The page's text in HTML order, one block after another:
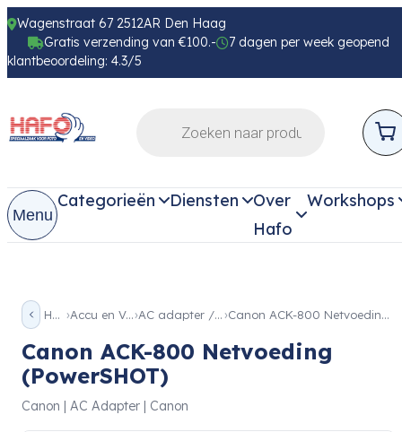
Wagenstraat 67 2512AR Den Haag
Gratis verzending van €100.-
7 dagen per week geopend
klantbeoordeling: 4.3/5
Menu
Categorieën Diensten
Over
Hafo
Workshops
Home Accu en Voeding AC adapter / voeding Canon ACK-800 Netvoeding (PowerSHOT)
Canon ACK-800 Netvoeding
(PowerSHOT)
Canon | AC Adapter | Canon